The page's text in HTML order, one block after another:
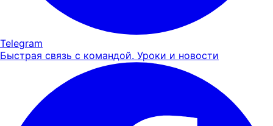
Telegram
Быстрая связь с командой. Уроки и новости